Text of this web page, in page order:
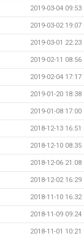
2019-03-04 09:53
2019-03-02 19:07
2019-03-01 22:23
2019-02-11 08:56
2019-02-04 17:17
2019-01-20 18:38
2019-01-08 17:00
2018-12-13 16:51
2018-12-10 08:35
2018-12-06 21:08
2018-12-02 16:29
2018-11-10 16:32
2018-11-09 09:24
2018-11-01 10:21